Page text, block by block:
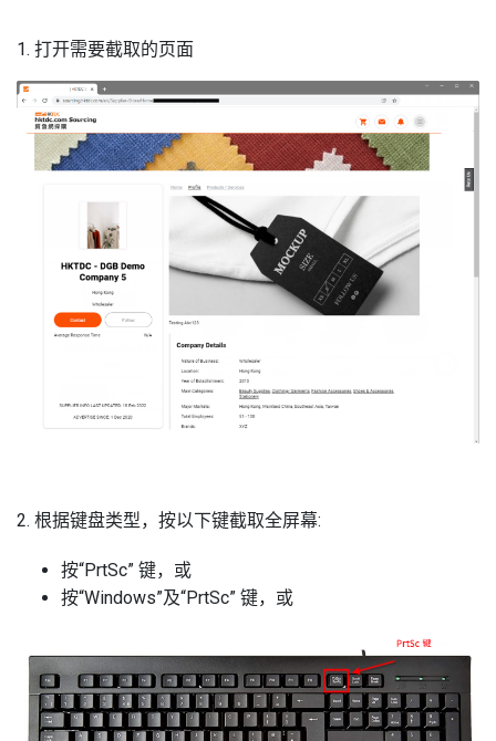
1. 打开需要截取的页面
2. 根据键盘类型，按以下键截取全屏幕:
按“PrtSc” 键，或
按“Windows”及“PrtSc” 键，或